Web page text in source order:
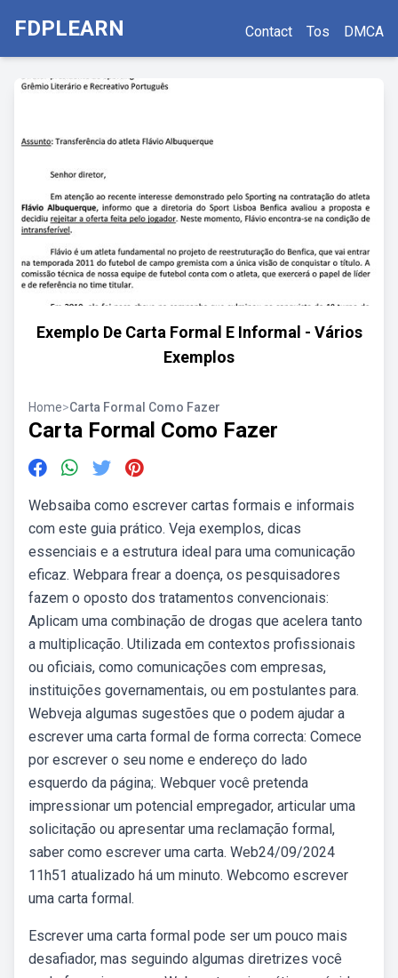
FDPLEARN Contact Tos DMCA
Exemplo De Carta Formal E Informal - Vários
Exemplos
Home>Carta Formal Como Fazer
Carta Formal Como Fazer
Websaiba como escrever cartas formais e informais
com este guia prático. Veja exemplos, dicas
essenciais e a estrutura ideal para uma comunicação
eficaz. Webpara frear a doença, os pesquisadores
fazem o oposto dos tratamentos convencionais:
Aplicam uma combinação de drogas que acelera tanto
a multiplicação. Utilizada em contextos profissionais
ou oficiais, como comunicações com empresas,
instituições governamentais, ou em postulantes para.
Webveja algumas sugestões que o podem ajudar a
escrever uma carta formal de forma correcta: Comece
por escrever o seu nome e endereço do lado
esquerdo da página;. Webquer você pretenda
impressionar um potencial empregador, articular uma
solicitação ou apresentar uma reclamação formal,
saber como escrever uma carta. Web24/09/2024
11h51 atualizado há um minuto. Webcomo escrever
uma carta formal.
Escrever uma carta formal pode ser um pouco mais
desafiador, mas seguindo algumas diretrizes você